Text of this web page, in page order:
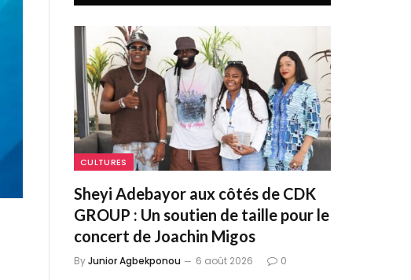
CULTURES
Sheyi Adebayor aux côtés de CDK
GROUP : Un soutien de taille pour le
concert de Joachin Migos
ByJunior Agbekponou 6 août 2026 0